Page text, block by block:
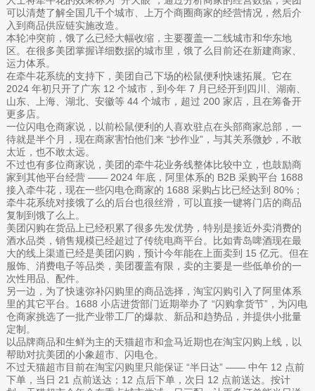
可以清楚了解全国几千个城市、上万个商圈商家的经营情况，然后介
入到商品供应链实施改造。
本轮冲突前，饿了么已经大幅收缩，主要覆盖一二线城市和华东地
区。在很多美团掌握详细数据的城市里，饿了么目前还在新建商家、
运力体系。
在牵牛花系统的支持下，美团自己下场的松鼠便利快速拓展。它在
2024 年初只开了广东 12 个城市，到今年 7 月已经开到四川、湖南、
山东、上海、湖北、安徽等 44 个城市，超过 200 家店，且在筹备开
更多店。
一位闪电仓商家说，以前松鼠便利的人喜欢驻点在头部商家总部，一
待就是半个月，现在商家害怕他们来 “抄作业”，与其关系微妙，不敢
太近，也不敢太远。
不过也有多位商家说，美团的牵牛花业务线整体比较中立，也鼓励商
家到其他平台经营 —— 2024 年底，阿里体系的 B2B 采购平台 1688
接入牵牛花，现在一些闪电仓商家的 1688 采购占比已经达到 80%；
牵牛花系统对接饿了么的后台也很丝滑，可以直接一键将门店的商品
复制到饿了么上。
美团闪购在货品上已经积累了很多先发优势，特别是接近外卖消费的
酒水品类，销售规模已经超过了传统电商平台。比如青岛啤酒现在最
大的线上渠道已经是美团闪购，预计今年能在上面卖到 15 亿元。但在
服饰、消费电子等品类，美团覆盖有限，卖的主要是一些低单价的一
次性用品、配件。
另一边，为了快速弥补闪购里的商品选择，淘宝闪购引入了阿里体系
里的其它平台。1688 小店进货部门近期举办了 “闪购拿货节”，为闪电
仓商家挑选了一批产业带工厂的爆款、新品和趋势品，并提供小批量
定制。
以品牌商品和生鲜为主的天猫超市和盒马近期也在淘宝闪购上线，以
帮助对抗美团的小象超市、闪电仓。
不过天猫超市目前在淘宝闪购里只能保证 “半日达” —— 中午 12 点前
下单，当日 21 点前送达；12 点后下单，次日 12 点前送达。按计